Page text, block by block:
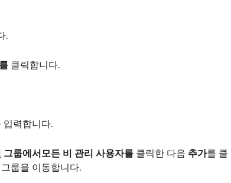
.
클릭합니다.
입력합니다.
그룹에서모든 비 관리 사용자를클릭한 다음 추가를 클
룹을 이동합니다.